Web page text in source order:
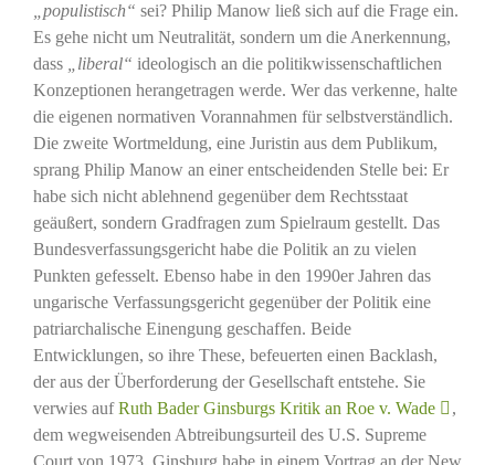
„populistisch“ sei? Philip Manow ließ sich auf die Frage ein.
Es gehe nicht um Neutralität, sondern um die Anerkennung,
dass
„liberal“ ideologisch an die politikwissenschaftlichen
Konzeptionen herangetragen werde. Wer das verkenne, halte
die eigenen normativen Vorannahmen für selbstverständlich.
Die zweite Wortmeldung, eine Juristin aus dem Publikum,
sprang Philip Manow an einer entscheidenden Stelle bei: Er
habe sich nicht ablehnend gegenüber dem Rechtsstaat
geäußert, sondern Gradfragen zum Spielraum gestellt. Das
Bundesverfassungsgericht habe die Politik an zu vielen
Punkten gefesselt. Ebenso habe in den 1990er Jahren das
ungarische Verfassungsgericht gegenüber der Politik eine
patriarchalische Einengung geschaffen. Beide
Entwicklungen, so ihre These, befeuerten einen Backlash,
der aus der Überforderung der Gesellschaft entstehe. Sie
verwies aufRuth Bader Ginsburgs Kritik an Roe v. Wade
,
dem wegweisenden Abtreibungsurteil des U.S. Supreme